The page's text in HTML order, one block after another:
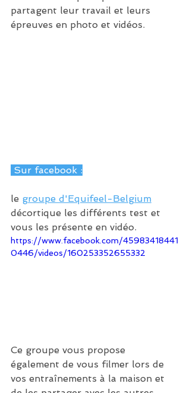
partagent leur travail et leurs
épreuves en photo et vidéos.
Sur facebook :
le groupe d'Equifeel-Belgium
décortique les différents test et
vous les présente en vidéo.
https://www.facebook.com/45983418441
0446/videos/160253352655332
Ce groupe vous propose
également de vous filmer lors de
vos entraînements à la maison et